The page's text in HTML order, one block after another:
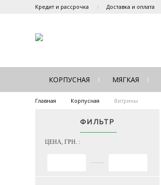
Кредит и рассрочка Доставка и оплата
КОРПУСНАЯ МЯГКАЯ
Главная Корпусная Витрины
ФИЛЬТР
ЦЕНА, ГРН. :